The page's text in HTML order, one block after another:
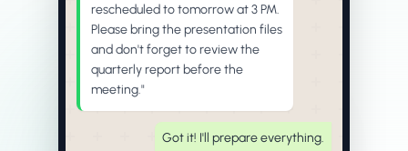
rescheduled to tomorrow at 3 PM.
Please bring the presentation files
and don't forget to review the
quarterly report before the
meeting."
Got it! I'll prepare everything.